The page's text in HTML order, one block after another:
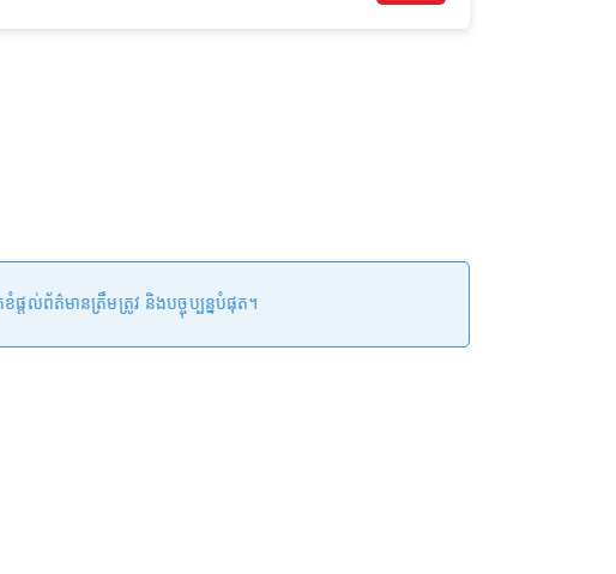
តល់ព័ត៌មានត្រឹមត្រូវ និងបច្ចុប្បន្នបំផុត។